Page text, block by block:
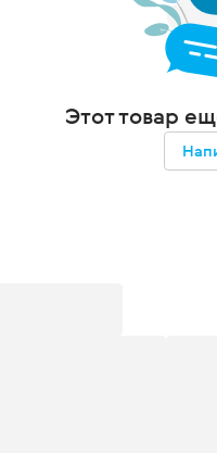
Этот товар